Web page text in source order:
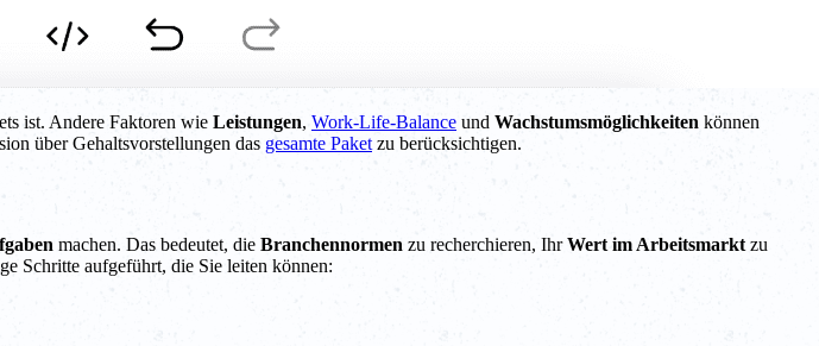
ist. Andere Faktoren wie Leistungen, Work-Life-Balance und Wachstumsmöglichkeiten können
über Gehaltsvorstellungen das gesamte Paket zu berücksichtigen.
machen. Das bedeutet, die Branchennormen zu recherchieren, IhrWert im Arbeitsmarkt zu
Schritte aufgeführt, die Sie leiten können: